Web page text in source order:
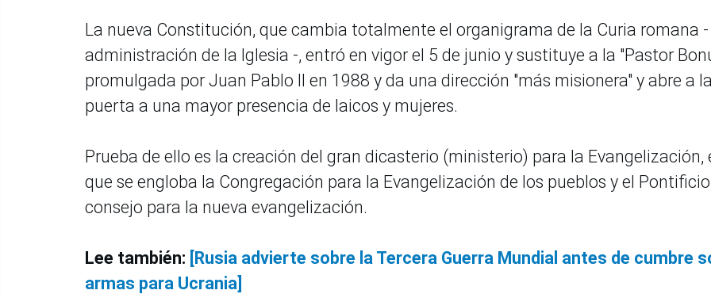
La nueva Constitución, que cambia totalmente el organigrama de la Curia romana
administración de la Iglesia -, entró en vigor el 5 de junio y sustituye a la "Pastor
promulgada por Juan Pablo II en 1988 y da una dirección "más misionera" y abre a la
puerta a una mayor presencia de laicos y mujeres.
Prueba de ello es la creación del gran dicasterio (ministerio) para la Evangelización,
que se engloba la Congregación para la Evangelización de los pueblos y el Pontificio
consejo para la nueva evangelización.
Lee también: [Rusia advierte sobre la Tercera Guerra Mundial antes de cumbre
armas para Ucrania]